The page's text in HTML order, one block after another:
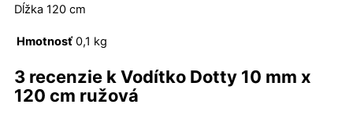
Dĺžka 120 cm
Hmotnosť 0,1 kg
3 recenzie kVodítko Dotty 10 mm x
120 cm ružová